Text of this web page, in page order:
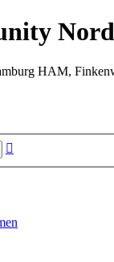
HAM,